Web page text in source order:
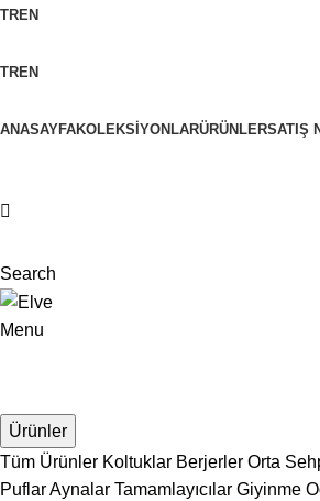
TREN
TREN
ANASAYFAKOLEKSIYONLARÜRÜNLERSATIŞ
Search
Menu
Ürünler
Tüm Ürünler Koltuklar Berjerler Orta
PuflarAynalar Tamamlayıcılar Giyinme